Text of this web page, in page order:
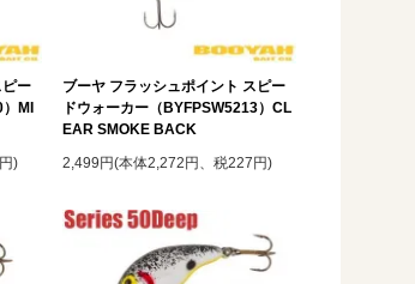
ー
MI
)
ブーヤ フラッシュポイント スピー
ドウォーカー（BYFPSW5213）CL
EAR SMOKE BACK
2,499円(本体2,272円、税227円)